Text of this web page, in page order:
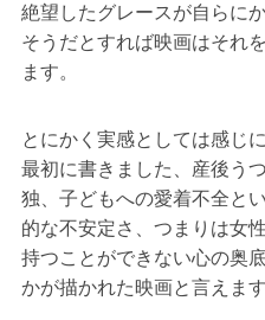
絶望したグレースが自らに
そうだとすれば映画はそれ
ます。
とにかく実感としては感じ
最初に書きました、産後う
独、子どもへの愛着不全と
的な不安定さ、つまりは女
持つことができない心の奥
かが描かれた映画と言えます